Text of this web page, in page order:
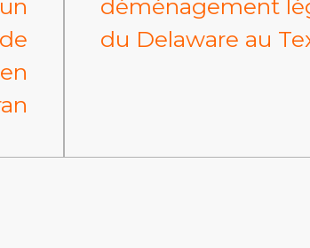
déménagement
du Delaware au